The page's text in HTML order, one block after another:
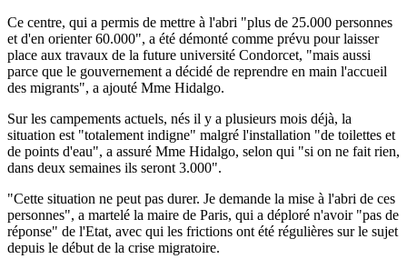
Ce centre, qui a permis de mettre à l'abri "plus de 25.000 personnes
et d'en orienter 60.000", a été démonté comme prévu pour laisser
place aux travaux de la future université Condorcet, "mais aussi
parce que le gouvernement a décidé de reprendre en main l'accueil
des migrants", a ajouté Mme Hidalgo.
Sur les campements actuels, nés il y a plusieurs mois déjà, la
situation est "totalement indigne" malgré l'installation "de toilettes et
de points d'eau", a assuré Mme Hidalgo, selon qui "si on ne fait rien,
dans deux semaines ils seront 3.000".
"Cette situation ne peut pas durer. Je demande la mise à l'abri de ces
personnes", a martelé la maire de Paris, qui a déploré n'avoir "pas de
réponse" de l'Etat, avec qui les frictions ont été régulières sur le sujet
depuis le début de la crise migratoire.